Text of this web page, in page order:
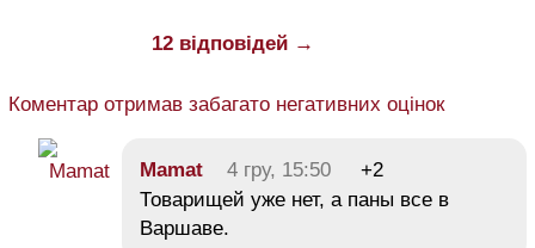
12 відповідей →
Коментар отримав забагато негативних оцінок
Mamat 4 гру, 15:50
+2
Товарищей уже нет, а паны все в
Варшаве.